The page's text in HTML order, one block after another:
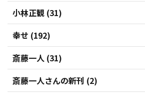
小林正観 (31)
幸せ (192)
斎藤一人 (31)
斎藤一人さんの新刊 (2)